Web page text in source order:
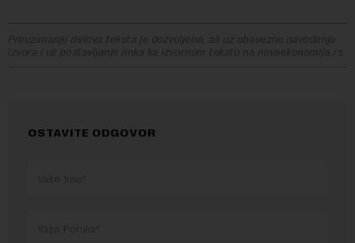
Preuzimanje delova teksta je dozvoljeno, ali uz obavezno navođenje
izvora i uz postavljanje linka ka izvornom tekstu na novaekonomija.rs
OSTAVITE ODGOVOR